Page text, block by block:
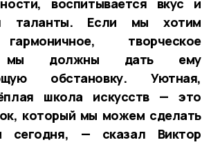
таланты. Если мы хотим
творческое
мы должны дать ему
обстановку. Уютная,
школа искусств — это
который мы можем сделать
сегодня, — сказал Виктор